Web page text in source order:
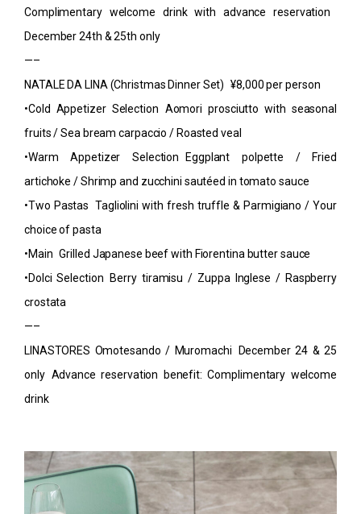
Complimentary welcome drink with advance reservation
December 24th & 25th only
—–
NATALE DA LINA (Christmas Dinner Set) ¥8,000 per person
•Cold Appetizer Selection Aomori prosciutto with seasonal
fruits / Sea bream carpaccio / Roasted veal
•Warm Appetizer Selection Eggplant polpette / Fried
artichoke / Shrimp and zucchini sautéed in tomato sauce
•Two Pastas Tagliolini with fresh truffle & Parmigiano / Your
choice of pasta
•Main Grilled Japanese beef with Fiorentina butter sauce
•Dolci Selection Berry tiramisu / Zuppa Inglese / Raspberry
crostata
—–
LINASTORES Omotesando / Muromachi December 24 & 25
only Advance reservation benefit: Complimentary welcome
drink